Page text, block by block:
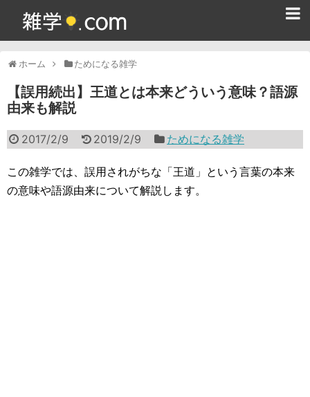
ホーム ためになる雑学
【誤用続出】王道とは本来どういう意味？語源
由来も解説
2017/2/9 2019/2/9 ためになる雑学
この雑学では、誤用されがちな「王道」という言葉の本来
の意味や語源由来について解説します。
365日雑学カレンダー
面白い雑学
ためになる雑学